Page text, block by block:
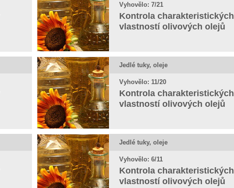
Vyhovělo: 7/21
Kontrola charakteristických
vlastností olivových olejů
Jedlé tuky, oleje
Vyhovělo: 11/20
Kontrola charakteristických
vlastností olivových olejů
Jedlé tuky, oleje
Vyhovělo: 6/11
Kontrola charakteristických
vlastností olivových olejů